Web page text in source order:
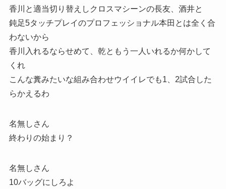
香川と適当切り替えしクロスマシーンの長友、酒井と
鈍足5タッチプレイのプロフェッショナル本田とは全く合
わないから
香川入れるならせめて、乾ともう一人いれるか何かして
くれ
こんな糞みたいな組み合わせウイイレでも1、2試合した
らかえるわ
名無しさん
終わりの始まり？
名無しさん
10バッグにしろよ